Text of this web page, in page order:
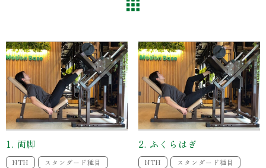
1. 両脚
NTH スタンダード種目
2. ふくらはぎ
NTH スタンダード種目